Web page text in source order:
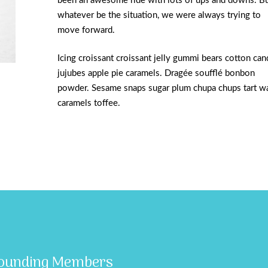
whatever be the situation, we were always trying to
move forward.
Icing croissant croissant jelly gummi bears cotton
jujubes apple pie caramels. Dragée soufflé bonbon
powder. Sesame snaps sugar plum chupa chups tart
caramels toffee.
Members